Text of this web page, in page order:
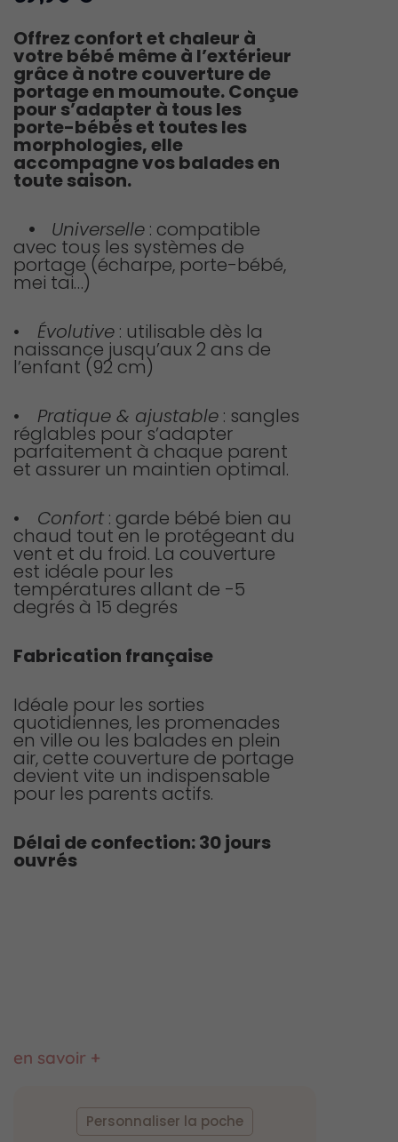
Offrez confort et chaleur à
votre bébé même à l’extérieur
grâce à notre couverture de
portage en moumoute. Conçue
pour s’adapter à tous les
porte-bébés et toutes les
morphologies, elle
accompagne vos balades en
toute saison.
•
Universelle : compatible
avec tous les systèmes de
portage (écharpe, porte-bébé,
mei tai…)
• Évolutive : utilisable dès la
naissance jusqu’aux 2 ans de
l’enfant (92 cm)
• Pratique & ajustable : sangles
réglables pour s’adapter
parfaitement à chaque parent
et assurer un maintien optimal.
• Confort : garde bébé bien au
chaud tout en le protégeant du
vent et du froid. La couverture
est idéale pour les
températures allant de -5
degrés à 15 degrés
Fabrication française
Idéale pour les sorties
quotidiennes, les promenades
en ville ou les balades en plein
air, cette couverture de portage
devient vite un indispensable
pour les parents actifs.
Délai de confection: 30 jours
ouvrés
en savoir +
Personnaliser la poche
de
Couverture